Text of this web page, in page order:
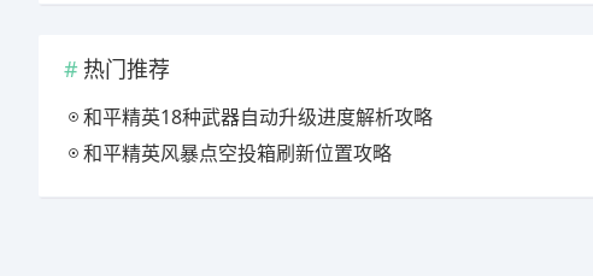
热门推荐
和平精英18种武器自动升级进度解析攻略
和平精英风暴点空投箱刷新位置攻略